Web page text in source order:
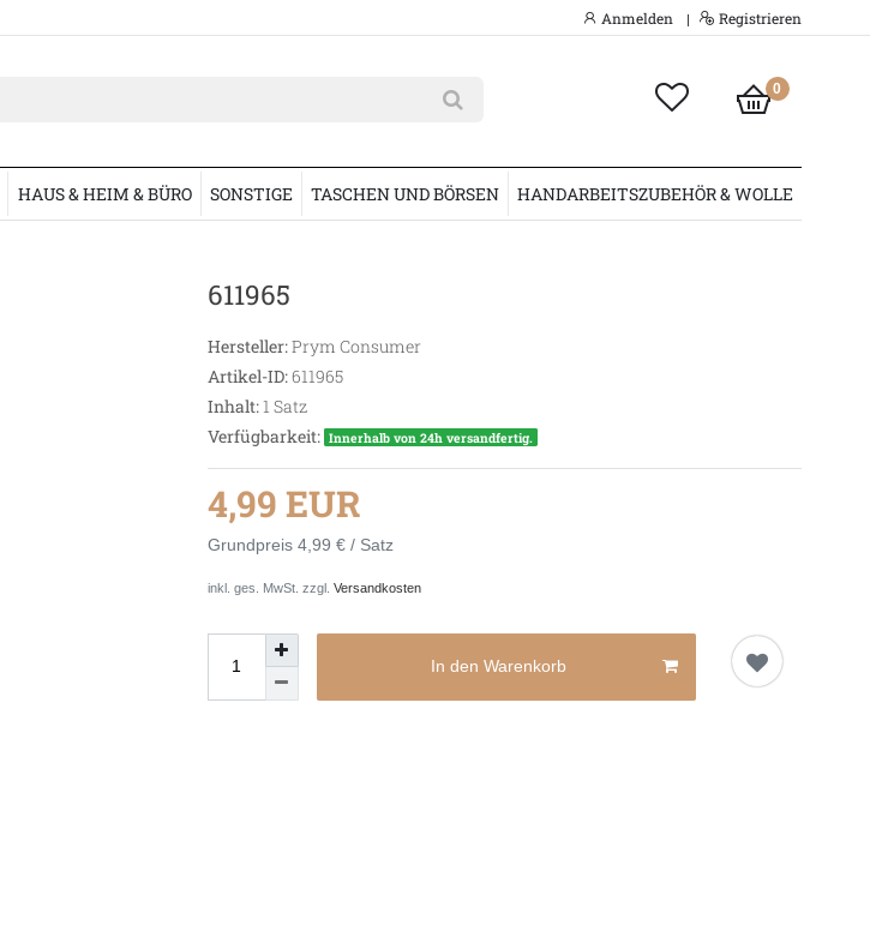
Anmelden | Registrieren
0
HAUS & HEIM & BÜRO SONSTIGE TASCHEN UND BÖRSEN HANDARBEITSZUBEHÖR & WOLLE
611965
Hersteller:Prym Consumer
Artikel-ID:611965
Inhalt:1 Satz
Verfügbarkeit: Innerhalb von 24h versandfertig.
4,99 EUR
Grundpreis 4,99 € / Satz
inkl. ges. MwSt. zzgl. Versandkosten
In den Warenkorb